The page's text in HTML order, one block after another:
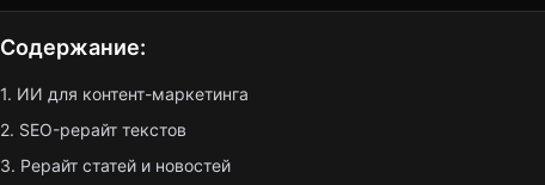
Содержание:
1. ИИ для контент-маркетинга
2. SEO-рерайт текстов
3. Рерайт статей и новостей